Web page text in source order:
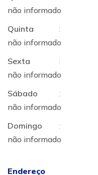
não informado
Quinta
:
não informado
Sexta
:
não informado
Sábado
:
não informado
Domingo
:
não informado
Endereço